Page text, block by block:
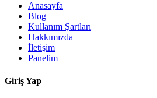
Anasayfa
Blog
Kullanım Şartları
Hakkımızda
İletişim
Panelim
Giriş Yap